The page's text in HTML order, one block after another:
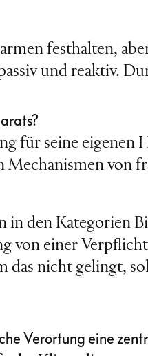
festhalten,
und reaktiv.
für seine eigenen
Mechanismen von
in den Kategorien
von einer
nicht gelingt,
Verortung eine